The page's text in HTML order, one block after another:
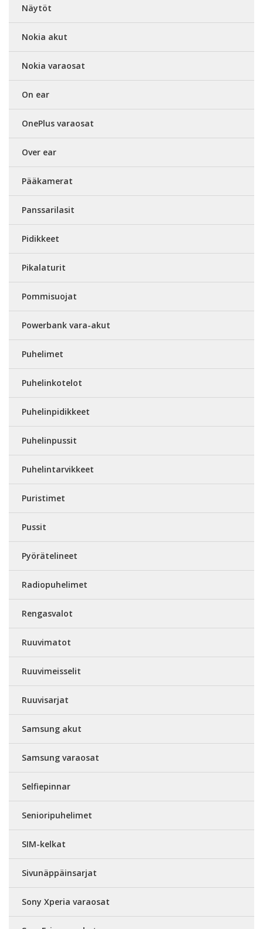
Näytöt
Nokia akut
Nokia varaosat
On ear
OnePlus varaosat
Over ear
Pääkamerat
Panssarilasit
Pidikkeet
Pikalaturit
Pommisuojat
Powerbank vara-akut
Puhelimet
Puhelinkotelot
Puhelinpidikkeet
Puhelinpussit
Puhelintarvikkeet
Puristimet
Pussit
Pyörätelineet
Radiopuhelimet
Rengasvalot
Ruuvimatot
Ruuvimeisselit
Ruuvisarjat
Samsung akut
Samsung varaosat
Selfiepinnar
Senioripuhelimet
SIM-kelkat
Sivunäppäinsarjat
Sony Xperia varaosat